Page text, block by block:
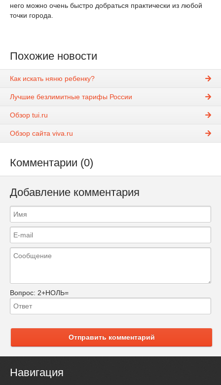
него можно очень быстро добраться практически из любой
точки города.
Похожие новости
Как искать няню ребенку?
Лучшие безлимитные тарифы России
Обзор tui.ru
Обзор сайта viva.ru
Комментарии (0)
Добавление комментария
Вопрос: 2+НОЛЬ=
Отправить комментарий
Навигация